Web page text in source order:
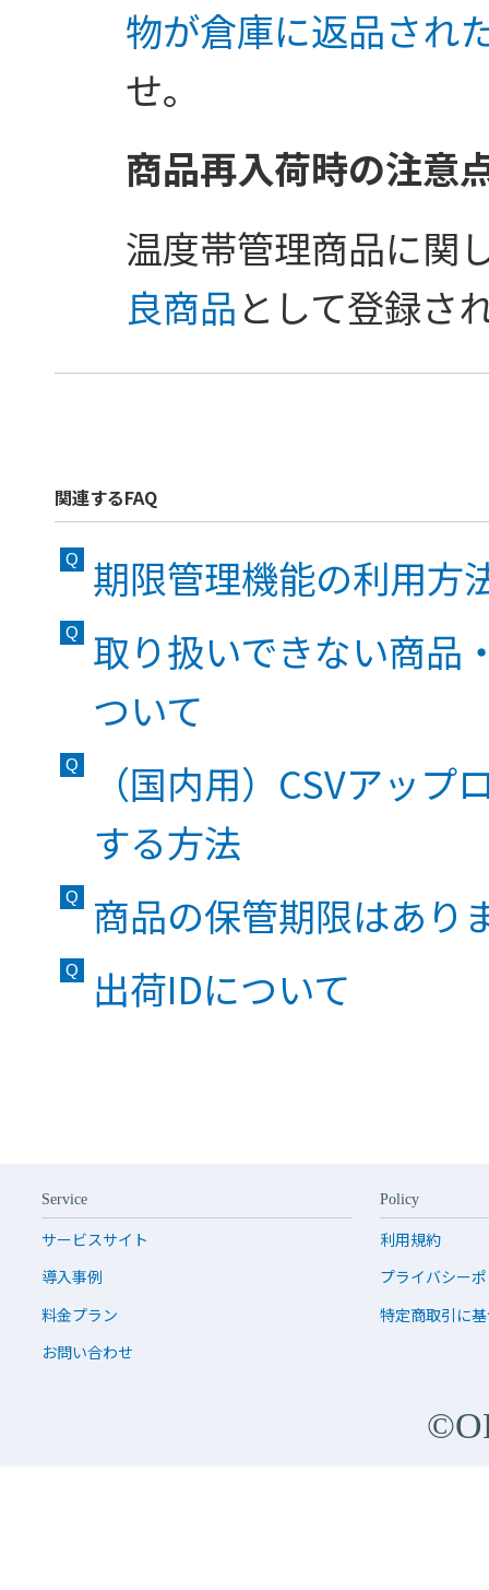
物が倉庫に返品され
せ。
商品再入荷時の注意
温度帯管理商品に関
良商品として登録さ
関連するFAQ
期限管理機能の利用方
取り扱いできない商品
ついて
（国内用）CSVアッ
する方法
商品の保管期限はあり
出荷IDについて
Service
サービスサイト
導入事例
料金プラン
お問い合わせ
Policy
利用規約
プライバシー
特定商取引に